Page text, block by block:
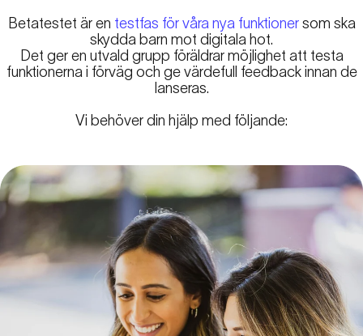
Betatestet är en testfas för våra nya funktionersom ska
skydda barn mot digitala hot.
Det ger en utvald grupp föräldrar möjlighet att testa
funktionerna i förväg och ge värdefull feedback innan de
lanseras.
Vi behöver din hjälp med följande: